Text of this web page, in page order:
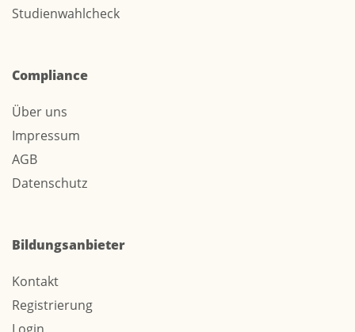
Studienwahlcheck
Compliance
Über uns
Impressum
AGB
Datenschutz
Bildungsanbieter
Kontakt
Registrierung